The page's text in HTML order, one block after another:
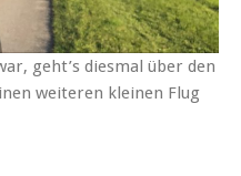
geht’s diesmal über den
weiteren kleinen Flug